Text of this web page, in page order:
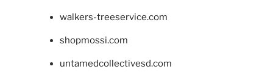
walkers-treeservice.com
shopmossi.com
untamedcollectivesd.com